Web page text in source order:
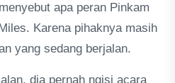
apa peran Pinkam
Karena pihaknya masih
yang sedang berjalan.
dia pernah ngisi acara